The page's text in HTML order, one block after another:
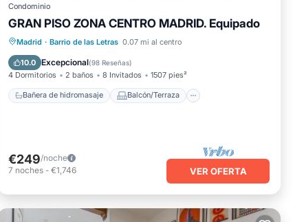
Condominio
GRAN PISO ZONA CENTRO MADRID. Equipado
Madrid · Barrio de las Letras 0.07 mi al centro
10.0 Excepcional(98 Reseñas)
4 Dormitorios 2 baños 8 Invitados 1507 pies²
Bañera de hidromasaje Balcón/Terraza
Bañera de hidromasaje
Balcón/Terraza
Cocina
Internet
€249/noche
7 noches - €1,746 VER OFERTA